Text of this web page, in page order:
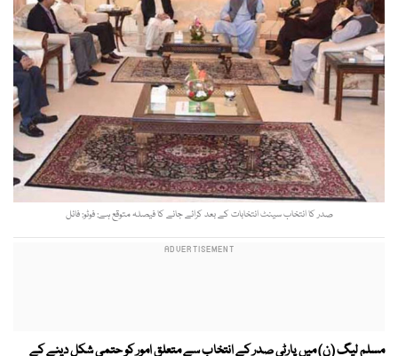
صدر کا انتخاب سینٹ انتخابات کے بعد کرائے جانے کا فیصلہ متوقع ہے: فوٹو: فائل
مسلم لیگ (ن) میں پارٹی صدر کے انتخاب سے متعلق امور کو حتمی شکل دینے کے